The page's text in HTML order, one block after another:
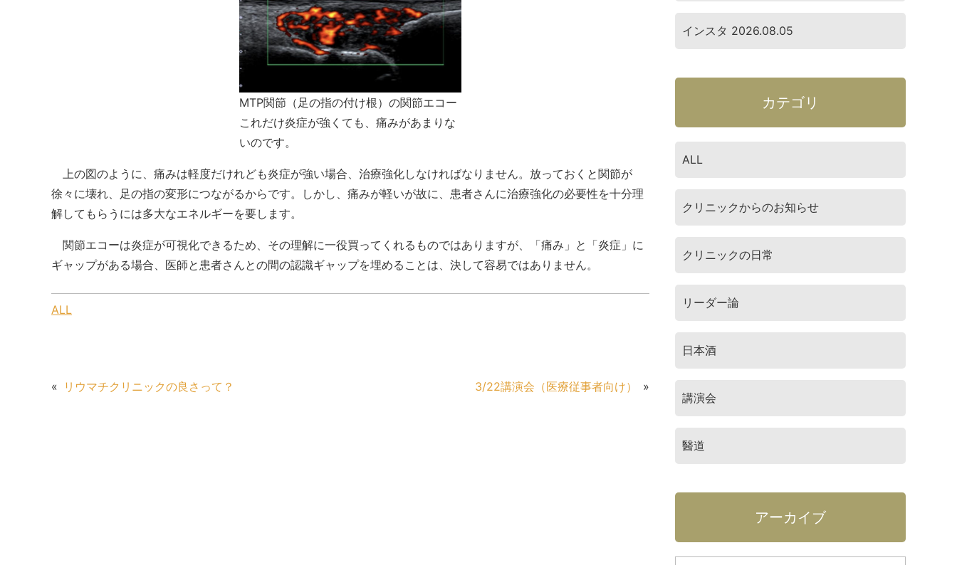
MTP関節（足の指の付け根）の関節エコー
これだけ炎症が強くても、痛みがあまりな
いのです。
上の図のように、痛みは軽度だけれども炎症が強い場合、治療強化しなければなりません。放っておくと関節が
徐々に壊れ、足の指の変形につながるからです。しかし、痛みが軽いが故に、患者さんに治療強化の必要性を十分理
解してもらうには多大なエネルギーを要します。
関節エコーは炎症が可視化できるため、その理解に一役買ってくれるものではありますが、「痛み」と「炎症」に
ギャップがある場合、医師と患者さんとの間の認識ギャップを埋めることは、決して容易ではありません。
ALL
« リウマチクリニックの良さって？ 3/22講演会（医療従事者向け） »
インスタ 2026.08.05
カテゴリ
ALL
クリニックからのお知らせ
クリニックの日常
リーダー論
日本酒
講演会
醫道
アーカイブ